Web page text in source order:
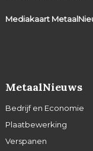
Mediakaart
MetaalNieuws
Bedrijf en Economie
Plaatbewerking
Verspanen